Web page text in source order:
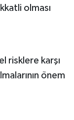
olması
risklere karşı
önem